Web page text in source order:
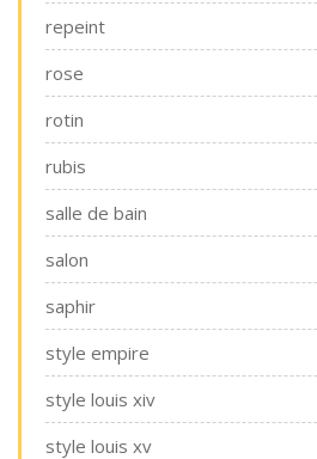
repeint
rose
rotin
rubis
salle de bain
salon
saphir
style empire
style louis xiv
style louis xv